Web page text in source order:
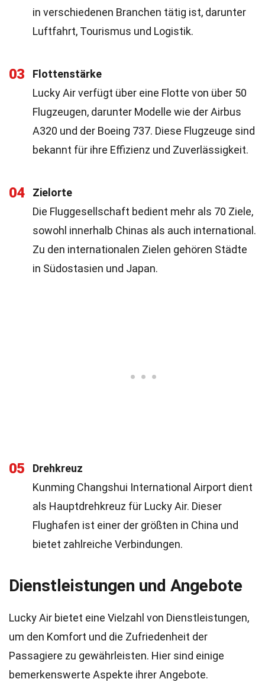
in verschiedenen Branchen tätig ist, darunter
Luftfahrt, Tourismus und Logistik.
03
Flottenstärke
Lucky Air verfügt über eine Flotte von über 50
Flugzeugen, darunter Modelle wie der Airbus
A320 und der Boeing 737. Diese Flugzeuge sind
bekannt für ihre Effizienz und Zuverlässigkeit.
04
Zielorte
Die Fluggesellschaft bedient mehr als 70 Ziele,
sowohl innerhalb Chinas als auch international.
Zu den internationalen Zielen gehören Städte
in Südostasien und Japan.
05
Drehkreuz
Kunming Changshui International Airport dient
als Hauptdrehkreuz für Lucky Air. Dieser
Flughafen ist einer der größten in China und
bietet zahlreiche Verbindungen.
Dienstleistungen und Angebote
Lucky Air bietet eine Vielzahl von Dienstleistungen,
um den Komfort und die Zufriedenheit der
Passagiere zu gewährleisten. Hier sind einige
bemerkenswerte Aspekte ihrer Angebote.